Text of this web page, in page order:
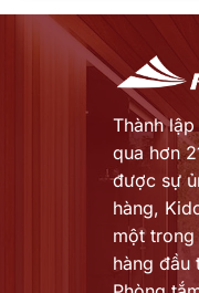
₫.
Thành
qua hơn
được sự
hàng,
một trong
hàng đầu